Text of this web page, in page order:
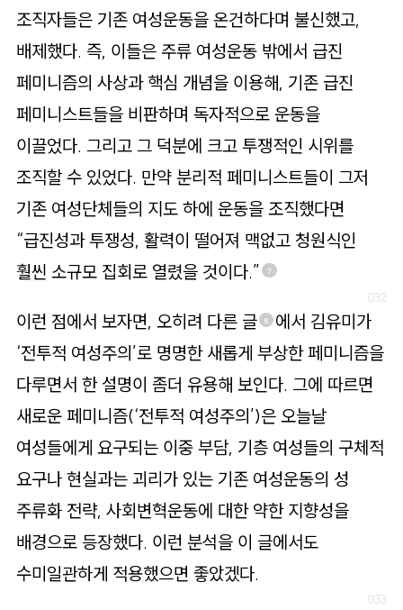
조직자들은 기존 여성운동을 온건하다며 불신했고,
배제했다. 즉, 이들은 주류 여성운동 밖에서 급진
페미니즘의 사상과 핵심 개념을 이용해, 기존 급진
페미니스트들을 비판하며 독자적으로 운동을
이끌었다. 그리고 그 덕분에 크고 투쟁적인 시위를
조직할 수 있었다. 만약 분리적 페미니스트들이 그저
기존 여성단체들의 지도 하에 운동을 조직했다면
“급진성과 투쟁성, 활력이 떨어져 맥없고 청원식인
훨씬 소규모 집회로 열렸을 것이다.”
7
이런 점에서 보자면, 오히려 다른 글 8
에서 김유미가
‘전투적 여성주의’로 명명한 새롭게 부상한 페미니즘을
다루면서 한 설명이 좀더 유용해 보인다. 그에 따르면
새로운 페미니즘(‘전투적 여성주의’)은 오늘날
여성들에게 요구되는 이중 부담, 기층 여성들의 구체적
요구나 현실과는 괴리가 있는 기존 여성운동의 성
주류화 전략, 사회변혁운동에 대한 약한 지향성을
배경으로 등장했다. 이런 분석을 이 글에서도
수미일관하게 적용했으면 좋았겠다.